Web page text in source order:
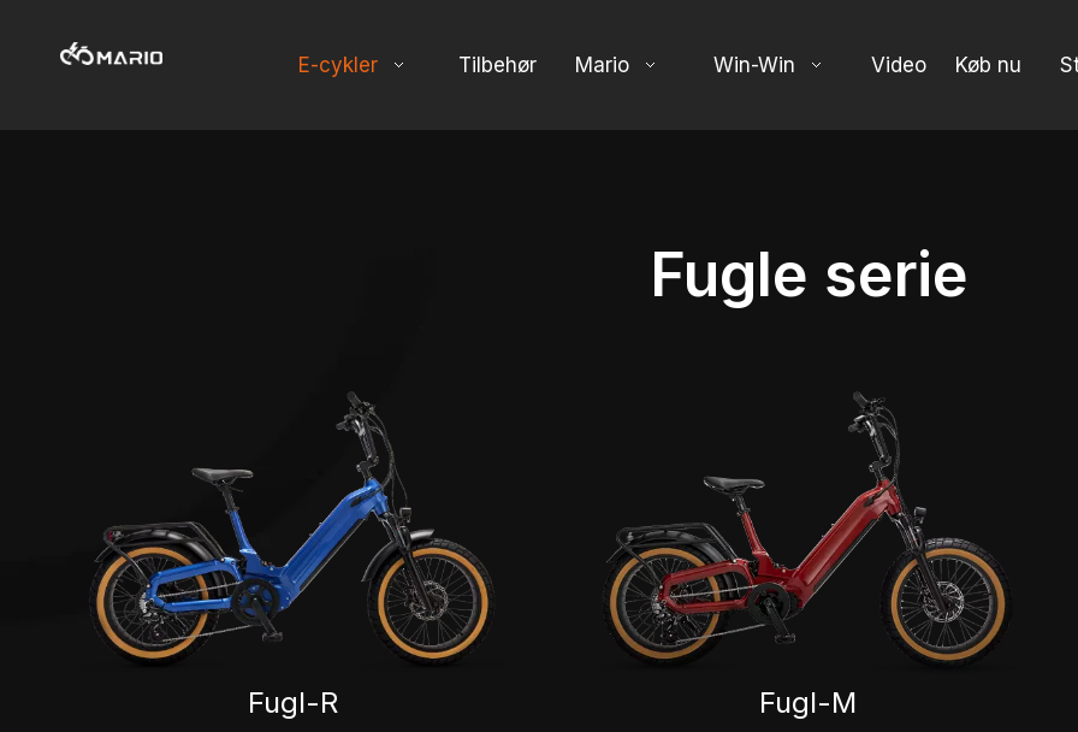
E-cykler Tilbehør Mario Win-Win Video Køb nu
Fugle serie
Fugl-R Fugl-M